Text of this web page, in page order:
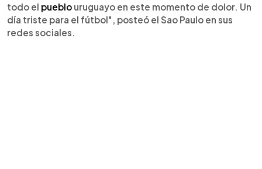
todo el pueblo uruguayo en este momento de dolor. Un
día triste para el fútbol", posteó el Sao Paulo en sus
redes sociales.